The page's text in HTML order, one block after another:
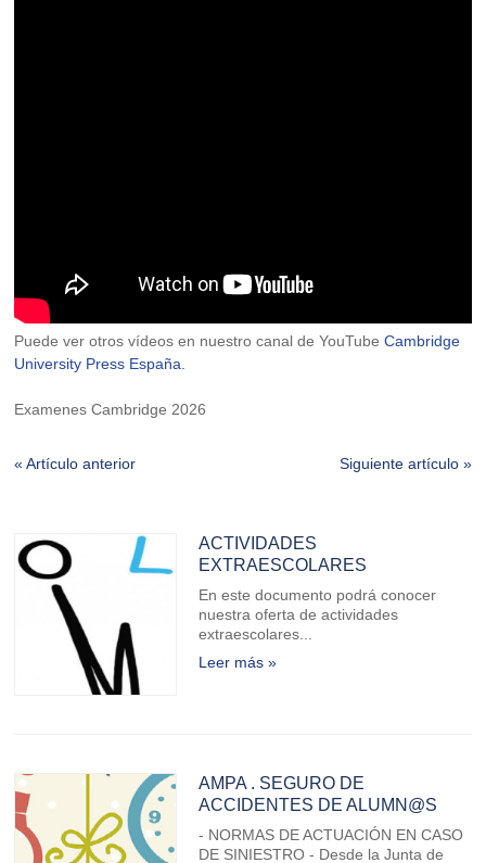
Puede ver otros vídeos en nuestro canal de YouTube Cambridge
University Press España.
Examenes Cambridge 2026
« Artículo anterior Siguiente artículo »
ACTIVIDADES
EXTRAESCOLARES
En este documento podrá conocer
nuestra oferta de actividades
extraescolares...
Leer más »
AMPA . SEGURO DE
ACCIDENTES DE ALUMN@S
- NORMAS DE ACTUACIÓN EN CASO
DE SINIESTRO - Desde la Junta de